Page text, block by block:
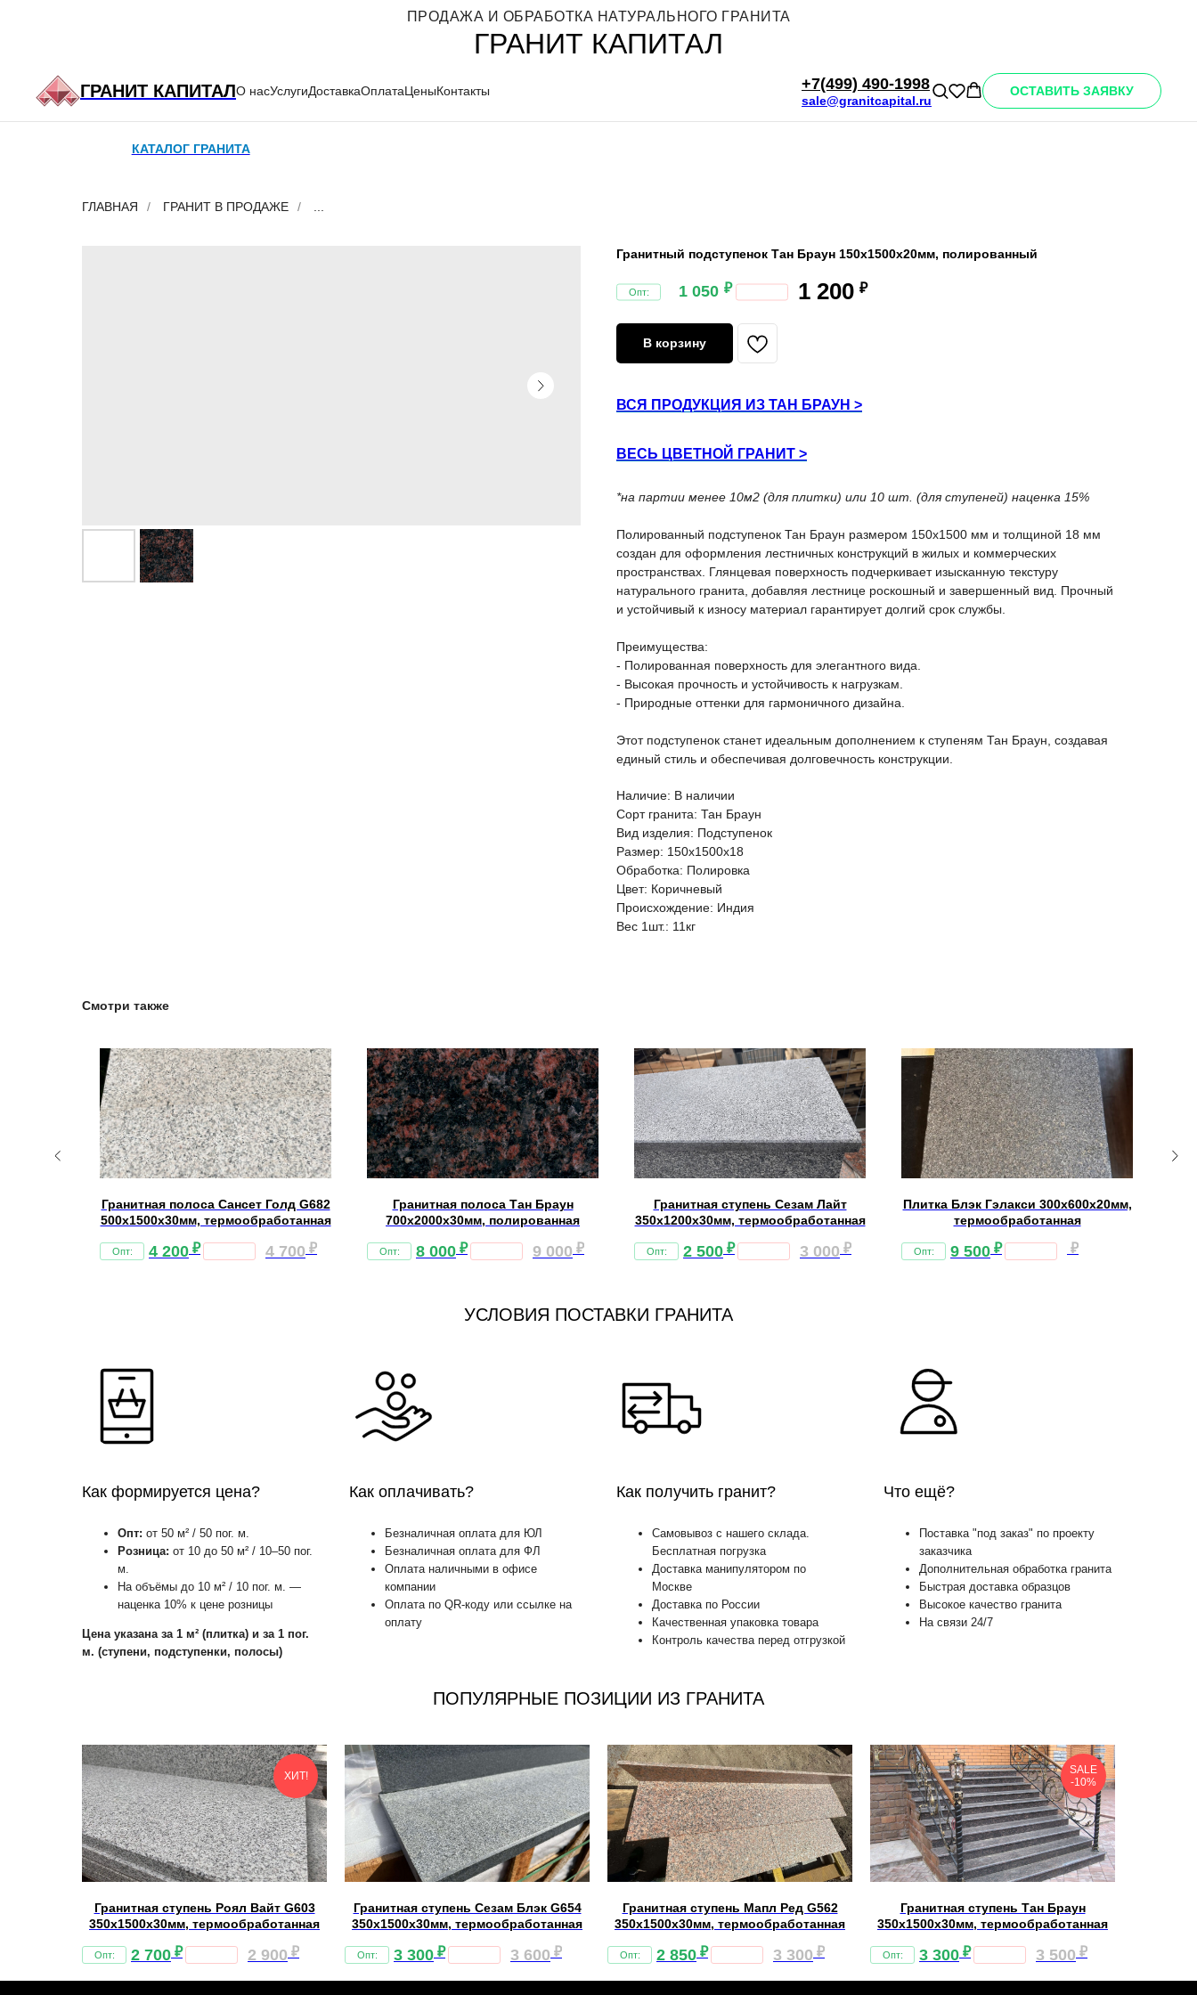
ПРОДАЖА И ОБРАБОТКА НАТУРАЛЬНОГО ГРАНИТА
ГРАНИТ КАПИТАЛ
ГРАНИТ КАПИТАЛО насУслугиДоставкаОплатаЦеныКонтакты +7(499) 490-1998
sale@granitcapital.ru
ОСТАВИТЬ ЗАЯВКУ
КАТАЛОГ ГРАНИТА
ГЛАВНАЯ / ГРАНИТ В ПРОДАЖЕ /
Гранитный подступенок Тан Браун 150х1500х20мм, полированный
1 050 ₽ 1 200 ₽
В корзину
ВСЯ ПРОДУКЦИЯ ИЗ ТАН БРАУН >
ВЕСЬ ЦВЕТНОЙ ГРАНИТ >
*на партии менее 10м2 (для плитки) или 10 шт. (для ступеней) наценка 15%
Полированный подступенок Тан Браун размером 150x1500 мм и толщиной 18 мм
создан для оформления лестничных конструкций в жилых и коммерческих
пространствах. Глянцевая поверхность подчеркивает изысканную текстуру
натурального гранита, добавляя лестнице роскошный и завершенный вид. Прочный
и устойчивый к износу материал гарантирует долгий срок службы.
Преимущества:
- Полированная поверхность для элегантного вида.
- Высокая прочность и устойчивость к нагрузкам.
- Природные оттенки для гармоничного дизайна.
Этот подступенок станет идеальным дополнением к ступеням Тан Браун, создавая
единый стиль и обеспечивая долговечность конструкции.
Наличие: В наличии
Сорт гранита: Тан Браун
Вид изделия: Подступенок
Размер: 150х1500х18
Обработка: Полировка
Цвет: Коричневый
Происхождение: Индия
Вес 1шт.: 11кг
Смотри также
Гранитная полоса Сансет Голд G682
500х1500х30мм, термообработанная
4 200 ₽ 4 700 ₽
Гранитная полоса Тан Браун
700х2000х30мм, полированная
8 000 ₽ 9 000 ₽
Гранитная ступень Сезам Лайт
350х1200х30мм, термообработанная
2 500 ₽ 3 000 ₽
Плитка Блэк Гэлакси 300х600х20мм,
термообработанная
9 500 ₽ ₽
УСЛОВИЯ ПОСТАВКИ ГРАНИТА
Как формируется цена?
Опт: от 50 м² / 50 пог. м.
Розница: от 10 до 50 м² / 10–50 пог.
м.
На объёмы до 10 м² / 10 пог. м. —
наценка 10% к цене розницы
Цена указана за 1 м² (плитка) и за 1 пог.
м. (ступени, подступенки, полосы)
Как оплачивать?
Безналичная оплата для ЮЛ
Безналичная оплата для ФЛ
Оплата наличными в офисе
компании
Оплата по QR-коду или ссылке на
оплату
Как получить гранит?
Самовывоз с нашего склада.
Бесплатная погрузка
Доставка манипулятором по
Москве
Доставка по России
Качественная упаковка товара
Контроль качества перед отгрузкой
Что ещё?
Поставка "под заказ" по проекту
заказчика
Дополнительная обработка гранита
Быстрая доставка образцов
Высокое качество гранита
На связи 24/7
ПОПУЛЯРНЫЕ ПОЗИЦИИ ИЗ ГРАНИТА
ХИТ!
Гранитная ступень Роял Вайт G603
350х1500х30мм, термообработанная
2 700 ₽ 2 900 ₽
Гранитная ступень Сезам Блэк G654
350х1500х30мм, термообработанная
3 300 ₽ 3 600 ₽
Гранитная ступень Мапл Ред G562
350х1500х30мм, термообработанная
2 850 ₽ 3 300 ₽
SALE
-10%
Гранитная ступень Тан Браун
350х1500х30мм, термообработанная
3 300 ₽ 3 500 ₽